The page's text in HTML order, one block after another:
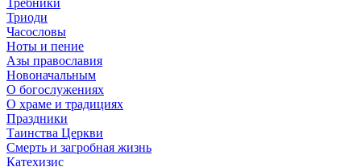
Требники
Триоди
Часословы
Ноты и пение
Азы православия
Новоначальным
О богослужениях
О храме и традициях
Праздники
Таинства Церкви
Смерть и загробная жизнь
Катехизис